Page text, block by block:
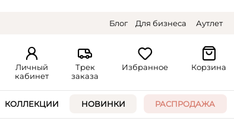
Блог Для бизнеса Аутлет
Личный
кабинет
Трек
заказа
Избранное Корзина
КОЛЛЕКЦИИ НОВИНКИ РАСПРОДАЖА